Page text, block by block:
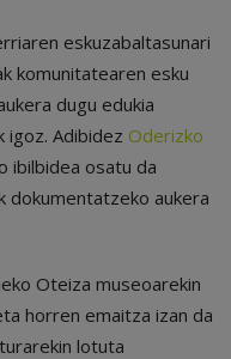
eskuzabaltasunari
komunitatearen esku
dugu edukia
igoz. Adibidez Oderizko
ibilbidea osatu da
dokumentatzeko aukera
Oteiza museoarekin
horren emaitza izan da
lotuta